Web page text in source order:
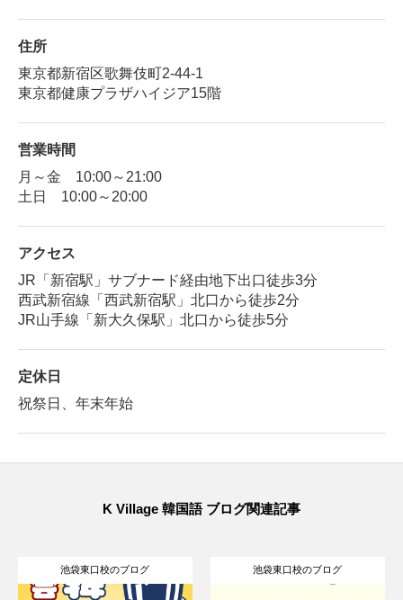
住所
東京都新宿区歌舞伎町2-44-1
東京都健康プラザハイジア15階
営業時間
月～金 10:00～21:00
土日 10:00～20:00
アクセス
JR「新宿駅」サブナード経由地下出口徒歩3分
西武新宿線「西武新宿駅」北口から徒歩2分
JR山手線「新大久保駅」北口から徒歩5分
定休日
祝祭日、年末年始
K Village 韓国語 ブログ関連記事
池袋東口校のブログ 池袋東口校のブログ